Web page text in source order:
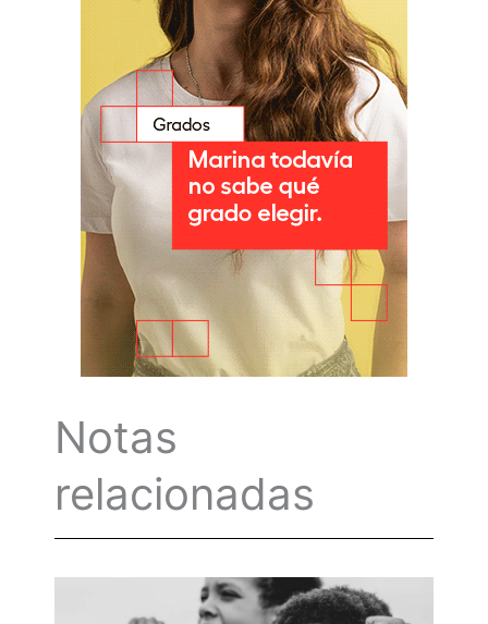
Notas
relacionadas